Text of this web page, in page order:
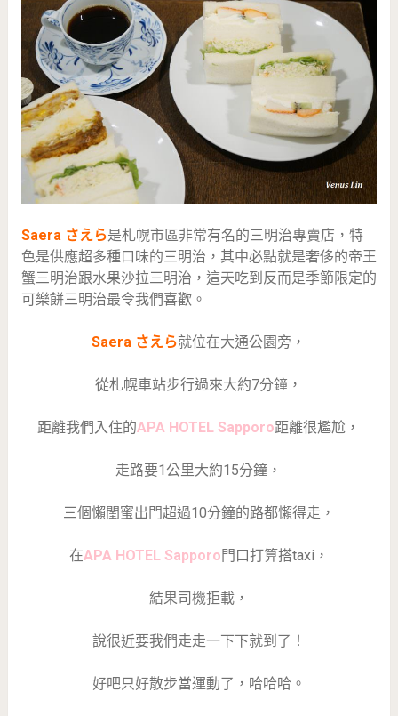
Saera さえら是札幌市區非常有名的三明治專賣店，特
色是供應超多種口味的三明治，其中必點就是奢侈的帝王
蟹三明治跟水果沙拉三明治，這天吃到反而是季節限定的
可樂餅三明治最令我們喜歡。
Saera さえら就位在大通公園旁，
從札幌車站步行過來大約7分鐘，
距離我們入住的APA HOTEL Sapporo距離很尷尬，
走路要1公里大約15分鐘，
三個懶閨蜜出門超過10分鐘的路都懶得走，
在APA HOTEL Sapporo門口打算搭taxi，
結果司機拒載，
說很近要我們走走一下下就到了！
好吧只好散步當運動了，哈哈哈。